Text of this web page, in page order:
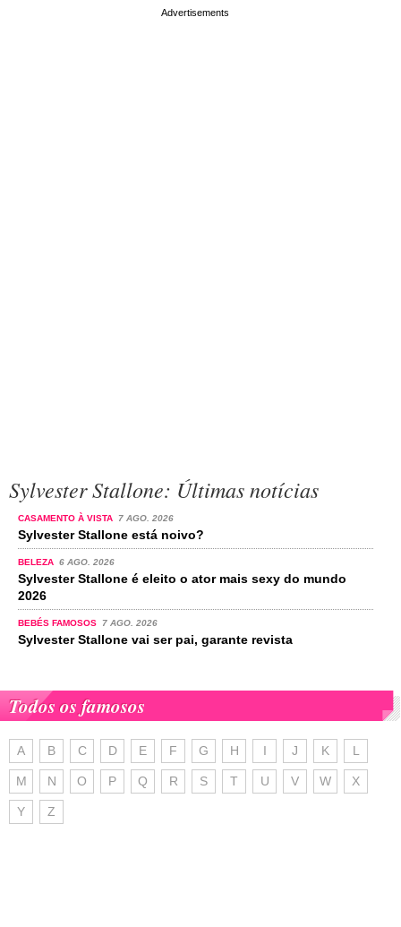
Sylvester Stallone: Últimas notícias
CASAMENTO À VISTA 7 AGO. 2026
Sylvester Stallone está noivo?
BELEZA 6 AGO. 2026
Sylvester Stallone é eleito o ator mais sexy do mundo
2026
BEBÉS FAMOSOS 7 AGO. 2026
Sylvester Stallone vai ser pai, garante revista
Todos os famosos
A B C D E F G H I J K L
M N O P Q R S T U V W X
Y Z